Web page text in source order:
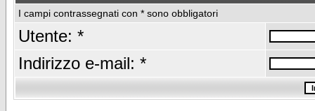
I campi contrassegnati con * sono obbligatori
Utente: *
Indirizzo e-mail: *